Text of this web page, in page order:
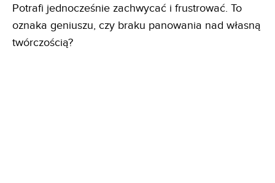
Potrafi jednocześnie zachwycać i frustrować. To
oznaka geniuszu, czy braku panowania nad własną
twórczością?